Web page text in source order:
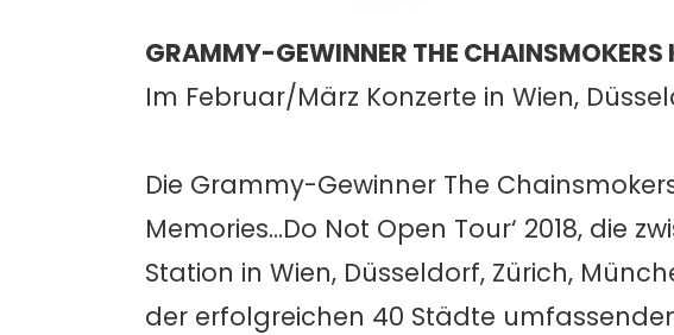
GRAMMY-GEWINNER THE CHAINSMOKERS
Im Februar/März Konzerte in Wien,
Die Grammy-Gewinner The
Memories…Do Not Open Tour‘ 2018, die
Station in Wien, Düsseldorf, Zürich,
der erfolgreichen 40 Städte